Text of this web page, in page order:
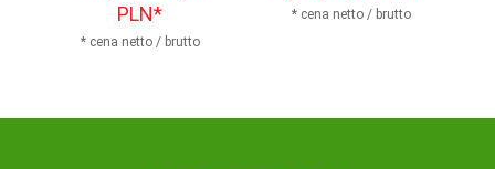
PLN*
* cena netto / brutto
* cena netto / brutto